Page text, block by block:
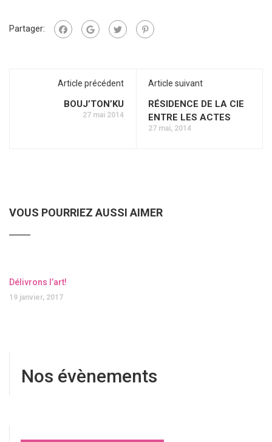
Partager:
Article précédent
BOUJ’TON’KU
27 mai 2014
Article suivant
RÉSIDENCE DE LA CIE
ENTRE LES ACTES
27 mai, 2014
VOUS POURRIEZ AUSSI AIMER
Délivrons l’art!
19 janvier, 2017
Nos évènements